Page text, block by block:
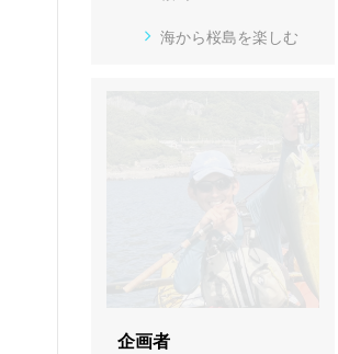
海から桜島を楽しむ
企画者